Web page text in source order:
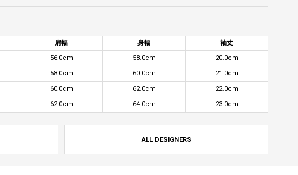
肩幅 身幅
袖丈
56.0cm 58.0cm
20.0cm
58.0cm 60.0cm
21.0cm
60.0cm 62.0cm
22.0cm
62.0cm 64.0cm 23.0cm
ALL DESIGNERS